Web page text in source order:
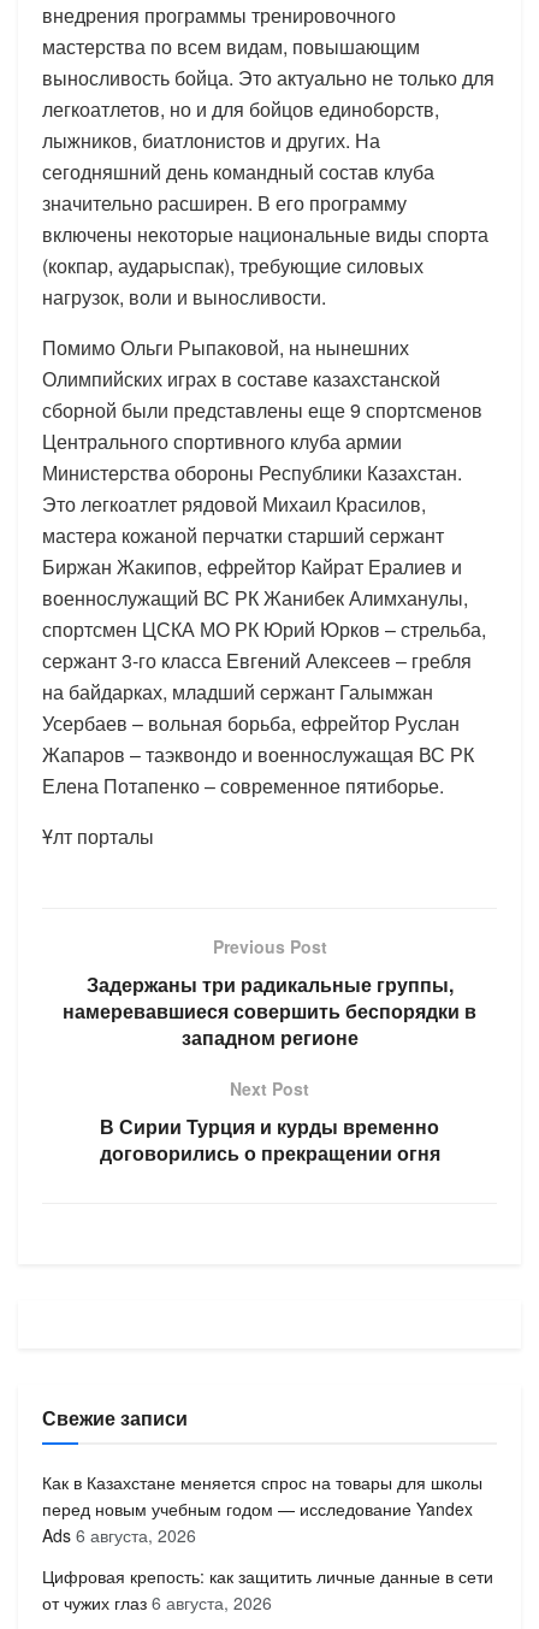
внедрения программы тренировочного
мастерства по всем видам, повышающим
выносливость бойца. Это актуально не только для
легкоатлетов, но и для бойцов единоборств,
лыжников, биатлонистов и других. На
сегодняшний день командный состав клуба
значительно расширен. В его программу
включены некоторые национальные виды спорта
(кокпар, аударыспак), требующие силовых
нагрузок, воли и выносливости.
Помимо Ольги Рыпаковой, на нынешних
Олимпийских играх в составе казахстанской
сборной были представлены еще 9 спортсменов
Центрального спортивного клуба армии
Министерства обороны Республики Казахстан.
Это легкоатлет рядовой Михаил Красилов,
мастера кожаной перчатки старший сержант
Биржан Жакипов, ефрейтор Кайрат Ералиев и
военнослужащий ВС РК Жанибек Алимханулы,
спортсмен ЦСКА МО РК Юрий Юрков – стрельба,
сержант 3-го класса Евгений Алексеев – гребля
на байдарках, младший сержант Галымжан
Усербаев – вольная борьба, ефрейтор Руслан
Жапаров – таэквондо и военнослужащая ВС РК
Елена Потапенко – современное пятиборье.
Ұлт порталы
Previous Post
Задержаны три радикальные группы,
намеревавшиеся совершить беспорядки в
западном регионе
Next Post
В Сирии Турция и курды временно
договорились о прекращении огня
Свежие записи
Как в Казахстане меняется спрос на товары для школы
перед новым учебным годом — исследование Yandex
Ads 6 августа, 2026
Цифровая крепость: как защитить личные данные в сети
от чужих глаз 6 августа, 2026